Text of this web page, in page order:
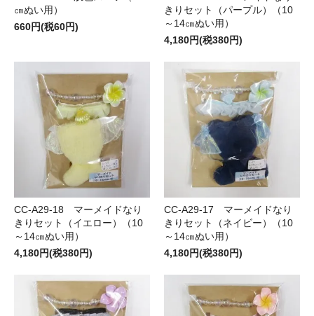
㎝ぬい用）
660円(税60円)
きりセット（パープル）（10
～14㎝ぬい用）
4,180円(税380円)
CC-A29-18 マーメイドなり
きりセット（イエロー）（10
～14㎝ぬい用）
4,180円(税380円)
CC-A29-17 マーメイドなり
きりセット（ネイビー）（10
～14㎝ぬい用）
4,180円(税380円)